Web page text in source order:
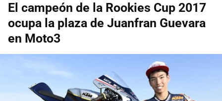
El campeón de la Rookies Cup 2017
ocupa la plaza de Juanfran Guevara
en Moto3